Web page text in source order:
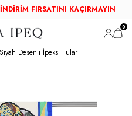
FIRSATINI KAÇIRMAYIN
0
Desenli İpeksi Fular